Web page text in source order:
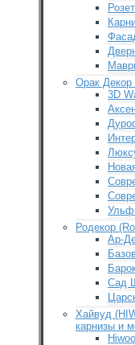
Орак Декор
3D
Ульф
Родекор
Ар-
Сад
Хайвуд
карнизы и